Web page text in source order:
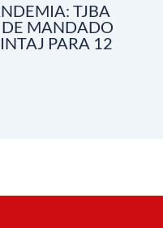
TJBA
MANDADO
PARA 12